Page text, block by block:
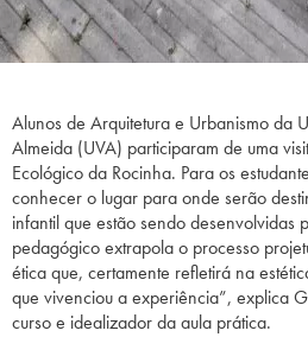
Alunos de Arquitetura e Urbanismo da
Almeida (UVA) participaram de uma
Ecológico da Rocinha. Para os
conhecer o lugar para onde serão
infantil que estão sendo desenvolvidas
pedagógico extrapola o processo
ética que, certamente refletirá na
que vivenciou a experiência”, explica
curso e idealizador da aula prática.